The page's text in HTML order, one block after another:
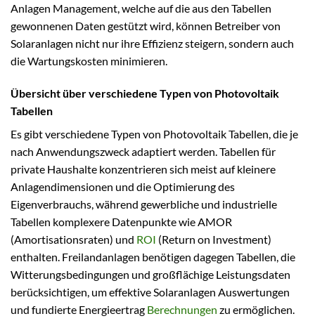
Anlagen Management, welche auf die aus den Tabellen
gewonnenen Daten gestützt wird, können Betreiber von
Solaranlagen nicht nur ihre Effizienz steigern, sondern auch
die Wartungskosten minimieren.
Übersicht über verschiedene Typen von Photovoltaik
Tabellen
Es gibt verschiedene Typen von Photovoltaik Tabellen, die je
nach Anwendungszweck adaptiert werden. Tabellen für
private Haushalte konzentrieren sich meist auf kleinere
Anlagendimensionen und die Optimierung des
Eigenverbrauchs, während gewerbliche und industrielle
Tabellen komplexere Datenpunkte wie AMOR
(Amortisationsraten) und ROI (Return on Investment)
enthalten. Freilandanlagen benötigen dagegen Tabellen, die
Witterungsbedingungen und großflächige Leistungsdaten
berücksichtigen, um effektive Solaranlagen Auswertungen
und fundierte Energieertrag Berechnungen zu ermöglichen.